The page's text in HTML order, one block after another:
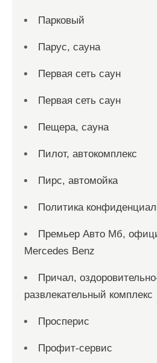
Парковый
Парус, сауна
Первая сеть саун
Первая сеть саун
Пещера, сауна
Пилот, автокомплекс
Пирс, автомойка
Политика
Премьер Авто Мб,
Mercedes Benz
Причал,
развлекательный комплекс
Просперис
Профит-сервис